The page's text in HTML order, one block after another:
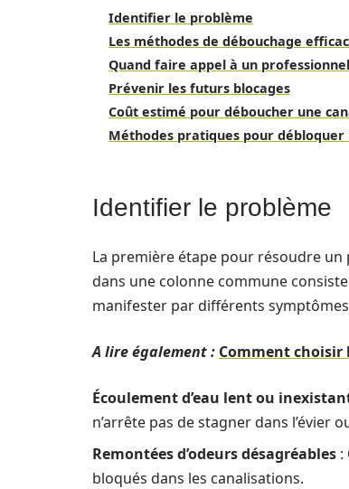
Identifier le problème
Les méthodes de débouchage
Quand faire appel à un
Prévenir les futurs blocages
Coût estimé pour déboucher une
Méthodes pratiques pour débloquer
Identifier le problème
La première étape pour résoudre
dans une colonne commune
manifester par différents
A lire également : Comment choisir
Écoulement d’eau lent ou
n’arrête pas de stagner dans l’évier
Remontées d’odeurs désagréables :
bloqués dans les canalisations.